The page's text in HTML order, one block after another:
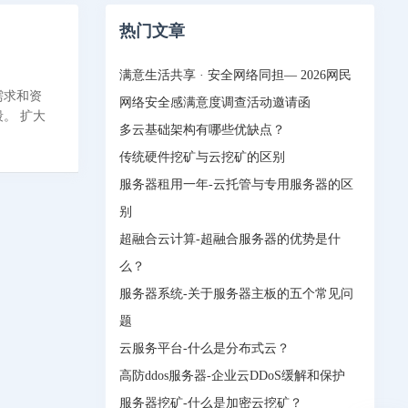
求和资
大
热门文章
满意生活共享 · 安全网络同担— 2026网民
网络安全感满意度调查活动邀请函
多云基础架构有哪些优缺点？
传统硬件挖矿与云挖矿的区别
服务器租用一年-云托管与专用服务器的区
别
超融合云计算-超融合服务器的优势是什
么？
服务器系统-关于服务器主板的五个常见问
题
云服务平台-什么是分布式云？
高防ddos服务器-企业云DDoS缓解和保护
服务器挖矿-什么是加密云挖矿？